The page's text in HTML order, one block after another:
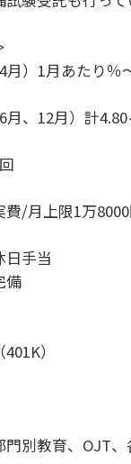
月）1月あたり％
月、12月）計
/月上限1万8000
日手当
備
）
別教育、OJT、